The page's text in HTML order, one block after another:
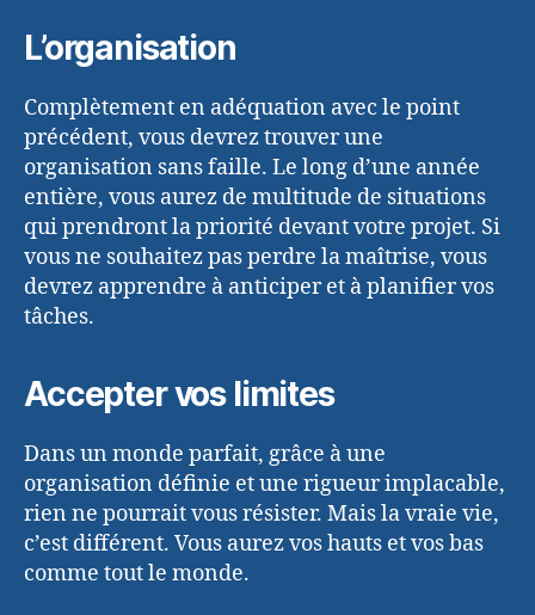
L’organisation
Complètement en adéquation avec le point
précédent, vous devrez trouver une
organisation sans faille. Le long d’une année
entière, vous aurez de multitude de situations
qui prendront la priorité devant votre projet. Si
vous ne souhaitez pas perdre la maîtrise, vous
devrez apprendre à anticiper et à planifier vos
tâches.
Accepter vos limites
Dans un monde parfait, grâce à une
organisation définie et une rigueur implacable,
rien ne pourrait vous résister. Mais la vraie vie,
c’est différent. Vous aurez vos hauts et vos bas
comme tout le monde.